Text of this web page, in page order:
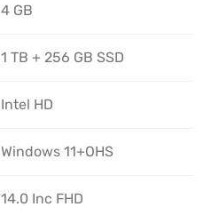
4 GB
1 TB + 256 GB SSD
Intel HD
Windows 11+OHS
14.0 Inc FHD